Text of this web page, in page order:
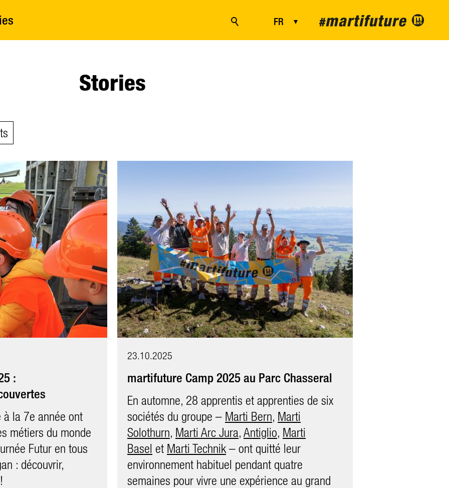
FR
DE
Stories
:
la 7e année ont
métiers du monde
Futur en tous
: découvrir,
23.10.2025
martifuture Camp 2025 au Parc Chasseral
En automne, 28 apprentis et apprenties de six
sociétés du groupe – Marti Bern, Marti
Solothurn, Marti Arc Jura, Antiglio, Marti
Basel et Marti Technik – ont quitté leur
environnement habituel pendant quatre
semaines pour vivre une expérience au grand
Futur en tous
après une pause
dernière.
entreprises Marti
Jura de Cornaux,
27.10.2021
Premier prix du concours #martifutureday
2021
La famille du gagnant a d’abord pu jeter un œil
dans les coulisses du chantier du nouveau
bâtiment de l’OFCL (Office fédéral des
constructions et de la logistique), réalisé par
Marti AG Bern.